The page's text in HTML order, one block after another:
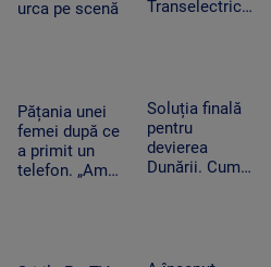
urca pe scenă
Transelectrica.
industriali”
Pățania unei
femei după ce
a primit un
telefon. „Am
Soluția finală
pentru
devierea
Dunării. Cum